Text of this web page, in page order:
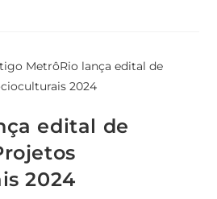
edital de
2024